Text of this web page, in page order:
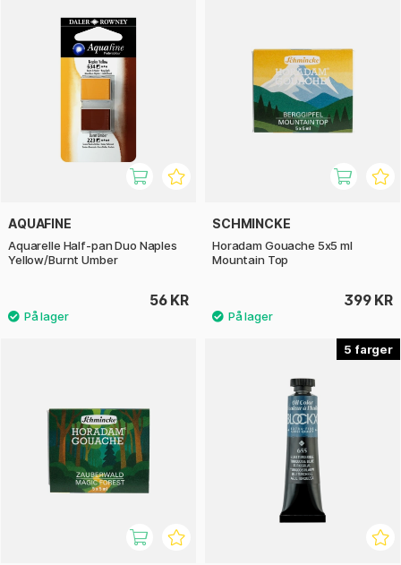
AQUAFINE
Aquarelle Half-pan Duo Naples
Yellow/Burnt Umber
56 KR
SCHMINCKE
Horadam Gouache 5x5 ml
Mountain Top
399 KR
5